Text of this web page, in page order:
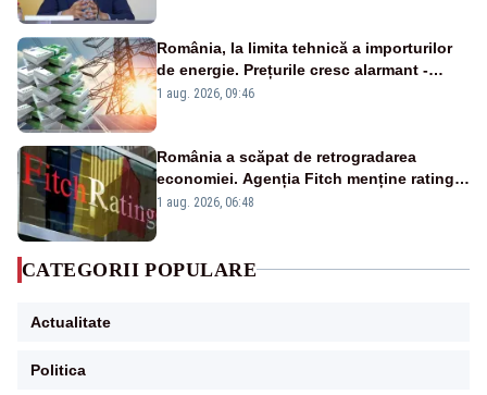
România, la limita tehnică a importurilor
de energie. Prețurile cresc alarmant -
Analiză Realitatea Plus
1 aug. 2026, 09:46
România a scăpat de retrogradarea
economiei. Agenția Fitch menține ratingul
„BBB-” cu perspectivă negativă
1 aug. 2026, 06:48
CATEGORII POPULARE
Actualitate
Politica